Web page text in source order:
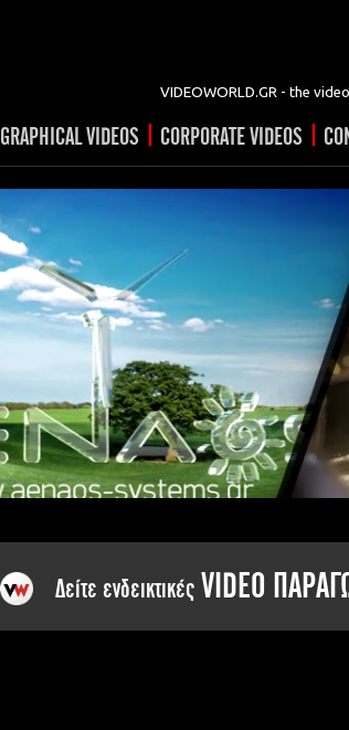
VIDEOWORLD.GR - the
GRAPHICAL VIDEOS | CORPORATE VIDEOS |
Δείτε ενδεικτικές VIDEO